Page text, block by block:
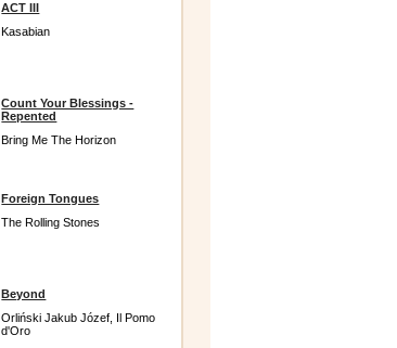
ACT III
Kasabian
Count Your Blessings -
Repented
Bring Me The Horizon
Foreign Tongues
The Rolling Stones
Beyond
Orliński Jakub Józef, Il Pomo
d'Oro